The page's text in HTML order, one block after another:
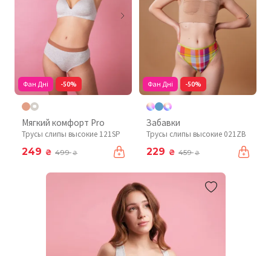
Фан Дні -50%
Мягкий комфорт Pro
Трусы слипы высокие 121SP
249 ₴ 499₴
Фан Дні -50%
Забавки
Трусы слипы высокие 021ZB
229 ₴ 459₴